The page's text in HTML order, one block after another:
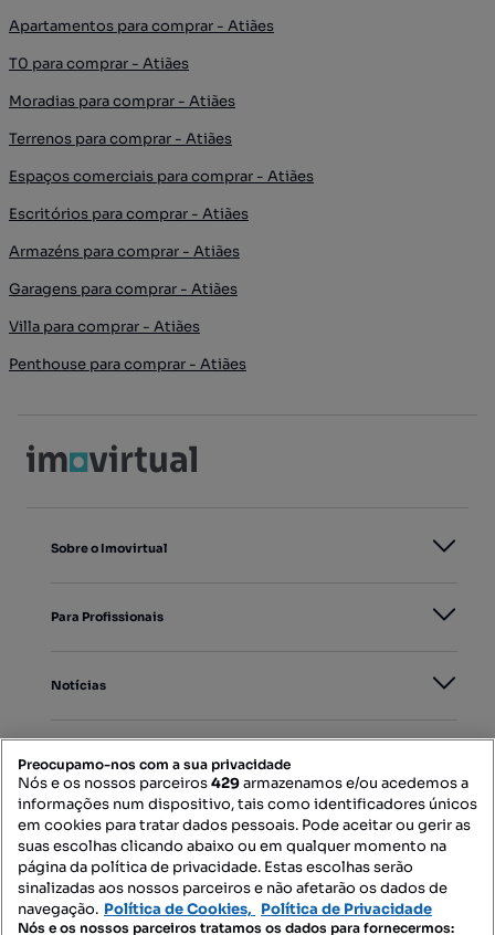
Apartamentos para comprar - Atiães
T0 para comprar - Atiães
Moradias para comprar - Atiães
Terrenos para comprar - Atiães
Espaços comerciais para comprar - Atiães
Escritórios para comprar - Atiães
Armazéns para comprar - Atiães
Garagens para comprar - Atiães
Villa para comprar - Atiães
Penthouse para comprar - Atiães
Sobre o Imovirtual
Para Profissionais
Notícias
Mapa do Site
Contacte-nos
Preocupamo-nos com a sua privacidade
Nós e os nossos parceiros429armazenamos e/ou acedemos a
informações num dispositivo, tais como identificadores únicos
em cookies para tratar dados pessoais. Pode aceitar ou gerir as
suas escolhas clicando abaixo ou em qualquer momento na
página da política de privacidade. Estas escolhas serão
sinalizadas aos nossos parceiros e não afetarão os dados de
navegação. Política de Cookies, Política de Privacidade
Nós e os nossos parceiros tratamos os dados para fornecermos: